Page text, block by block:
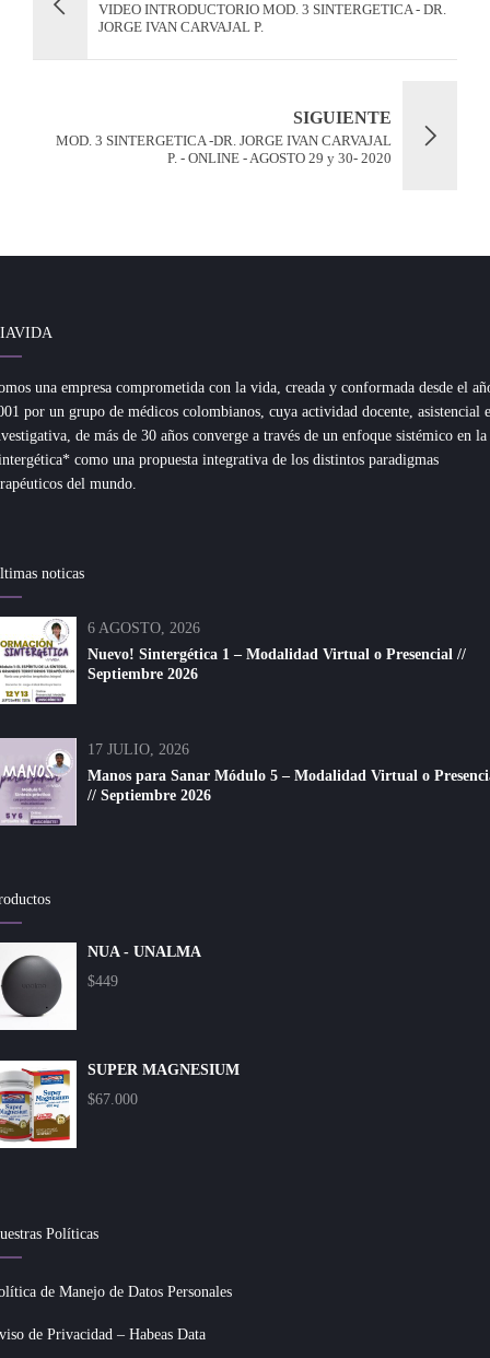
VIDEO INTRODUCTORIO MOD. 3 SINTERGETICA - DR.
JORGE IVAN CARVAJAL P.
SIGUIENTE
MOD. 3 SINTERGETICA -DR. JORGE IVAN CARVAJAL
P. - ONLINE - AGOSTO 29 y 30- 2020
una empresa comprometida con la vida, creada y conformada desde el
por un grupo de médicos colombianos, cuya actividad docente, asistencial e
de más de 30 años converge a través de un enfoque sistémico en la
como una propuesta integrativa de los distintos paradigmas
del mundo.
noticas
6 AGOSTO, 2026
Nuevo! Sintergética 1 – Modalidad Virtual o Presencial //
Septiembre 2026
17 JULIO, 2026
Manos para Sanar Módulo 5 – Modalidad Virtual o
// Septiembre 2026
NUA - UNALMA
$449
SUPER MAGNESIUM
$67.000
Políticas
de Manejo de Datos Personales
de Privacidad – Habeas Data